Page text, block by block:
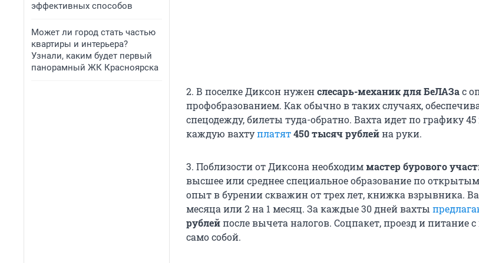
эффективных способов
Может ли город стать частью
квартиры и интерьера?
Узнали, каким будет первый
панорамный ЖК Красноярска
2. В поселке Диксон нуженслесарь-механик для БеЛАЗас
профобразованием. Как обычно в таких случаях,
спецодежду, билеты туда-обратно. Вахта идет по графику 45
каждую вахтуплатят450 тысяч рублейна руки.
3. Поблизости от Диксона необходиммастер бурового
высшее или среднее специальное образование по
опыт в бурении скважин от трех лет, книжка взрывника.
месяца или 2 на 1 месяц. За каждые 30 дней вахты
рублейпосле вычета налогов. Соцпакет, проезд и питание
само собой.